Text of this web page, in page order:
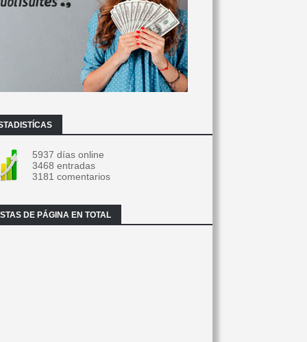
5937 días online
3468 entradas
3181 comentarios
DE PÁGINA EN TOTAL